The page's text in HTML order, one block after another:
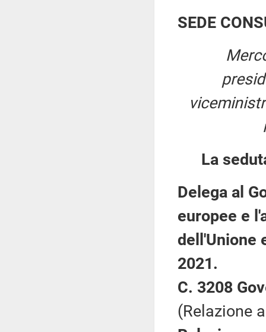
SEDE
La
Delega al
europee e
dell'Unione
2021.
C. 3208
(Relazione